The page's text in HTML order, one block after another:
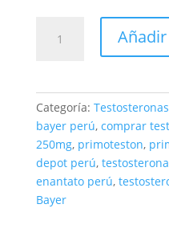
Depot
cantidad
Categoría: Testosteronas
bayer perú, comprar
250mg, primoteston,
depot perú,
enantato perú,
Bayer